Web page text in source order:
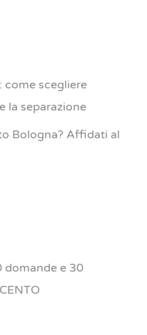
come scegliere
la separazione
Bologna? Affidati al
domande e 30